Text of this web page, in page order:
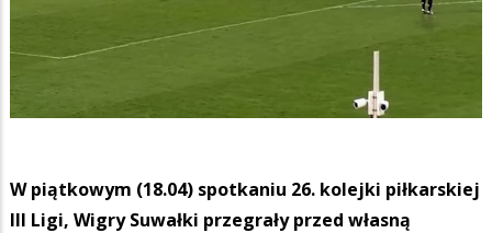
W piątkowym (18.04) spotkaniu 26. kolejki piłkarskiej
III Ligi, Wigry Suwałki przegrały przed własną